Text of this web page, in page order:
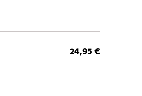
24,95 €